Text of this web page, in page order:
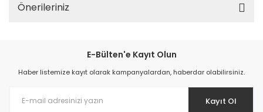
Önerileriniz
E-Bülten'e Kayıt Olun
Haber listemize kayıt olarak kampanyalardan, haberdar olabilirsiniz.
Kayıt Ol